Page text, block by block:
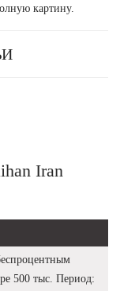
картину.
Iran
500 тыс. Период: